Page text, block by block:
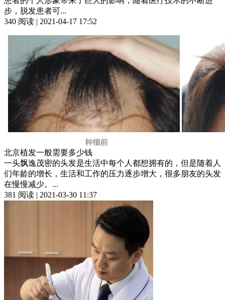
步，脱发患者可...
340 阅读 | 2021-04-17 17:52
北京植发一般需要多少钱
一头飘逸茂密的头发是生活中每个人都想拥有的，但是随着人
们年龄的增长，生活和工作的压力逐步增大，很多朋友的头发
在慢慢减少。...
381 阅读 | 2021-03-30 11:37